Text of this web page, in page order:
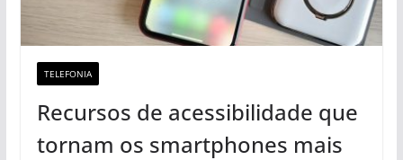
TELEFONIA
Recursos de acessibilidade que
tornam os smartphones mais